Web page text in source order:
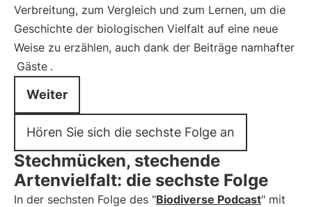
Verbreitung, zum Vergleich und zum Lernen, um die
Geschichte der biologischen Vielfalt auf eine neue
Weise zu erzählen, auch dank der Beiträge namhafter
Gäste .
Weiter
Hören Sie sich die sechste Folge an
Stechmücken, stechende
Artenvielfalt: die sechste Folge
In der sechsten Folge des "Biodiverse Podcast" mit